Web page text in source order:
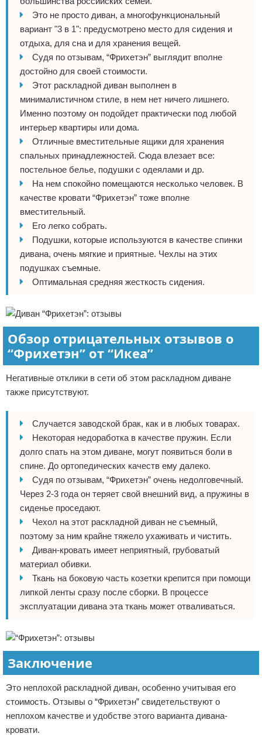
Это не просто диван, а многофункциональный
вариант "3 в 1": предусмотрено место для сидения и
отдыха, для сна и для хранения вещей.
Судя по отзывам, “Фрихетэн” выглядит вполне
достойно для своей стоимости.
Этот раскладной диван выполнен в
минималистичном стиле, в нем нет ничего лишнего.
Именно поэтому он подойдет практически под любой
интерьер квартиры или дома.
Отличные вместительные ящики для хранения
спальных принадлежностей. Сюда влезает все:
постельное белье, подушки с одеялами и др.
На нем спокойно помещаются несколько человек. В
качестве кровати “Фрихетэн” тоже вполне
вместительный.
Его легко собрать.
Подушки, которые используются в качестве спинки
дивана, очень мягкие и приятные. Чехлы на этих
подушках съемные.
Оптимальная средняя жесткость сидения.
Обзор отрицательных отзывов о
“Фрихетэн” от “Икеа”
Негативные отклики в сети об этом раскладном диване
также присутствуют.
Случается заводской брак, как и в любых товарах.
Некоторая недоработка в качестве пружин. Если
долго спать на этом диване, могут появиться боли в
спине. До ортопедических качеств ему далеко.
Судя по отзывам, “Фрихетэн” очень недолговечный.
Через 2-3 года он теряет свой внешний вид, а пружины в
сиденье проседают.
Чехол на этот раскладной диван не съемный,
поэтому за ним крайне тяжело ухаживать и чистить.
Диван-кровать имеет неприятный, грубоватый
материал обивки.
Ткань на боковую часть козетки крепится при помощи
липкой ленты сразу после сборки. В процессе
эксплуатации дивана эта ткань может отваливаться.
Заключение
Это неплохой раскладной диван, особенно учитывая его
стоимость. Отзывы о “Фрихетэн” свидетельствуют о
неплохом качестве и удобстве этого варианта дивана-
кровати.